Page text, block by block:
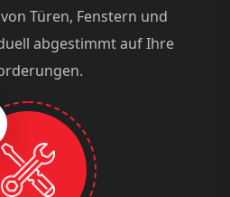
Türen, Fenstern und
abgestimmt auf Ihre